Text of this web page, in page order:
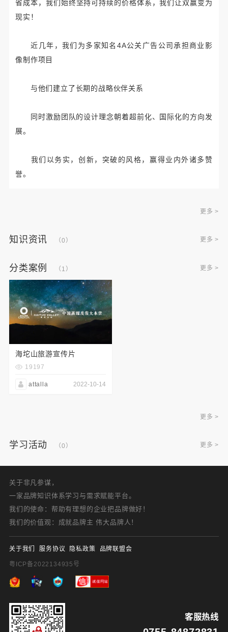
省成本，我们始终坚持可持续的价格体系，我们让双赢变为
现实！
近几年，我们为多家知名4A公关广告公司承担商业影
像制作项目
与他们建立了长期的战略伙伴关系
同时激励团队的设计理念朝着超前化、国际化的方向发
展。
我们以务实，创新，突破的风格，赢得业内外诸多赞
誉。
更多 >
知识资讯 （0） 更多 >
分类案例 （1） 更多 >
海坨山旅游宣传片
19197
attalla 2022-10-14
更多 >
学习活动 （0） 更多 >
关于非凡参谋，
一家品牌知识体系学习与需求赋能平台。
我们的使命：帮助有理想的企业把品牌做好！
我们的价值观：成就品牌主 伟大品牌人！
客服热线
关于我们 服务协议 隐私政策 品牌联盟会
粤ICP备2022134935号